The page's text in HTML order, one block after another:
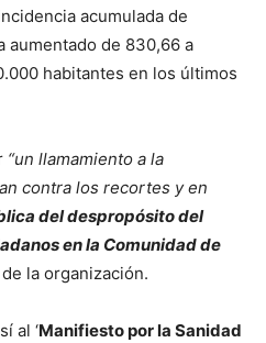
acumulada de
aumentado de 830,66 a
habitantes en los últimos
“un llamamiento a la
contra los recortes y en
del despropósito del
en la Comunidad de
la organización.
al ‘Manifiesto por la Sanidad